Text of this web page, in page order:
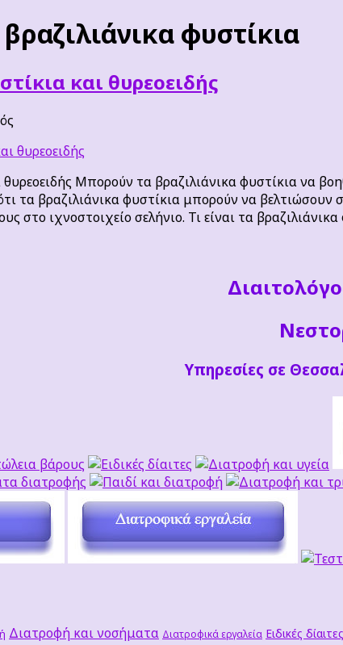
βραζιλιάνικα φυστίκια
και θυρεοειδής
φυστίκια
θυρεοειδής
θυρεοειδής Μπορούν τα βραζιλιάνικα φυστίκια να
τα βραζιλιάνικα φυστίκια μπορούν να
στο ιχνοστοιχείο σελήνιο. Τι είναι τα
Υπηρεσίες σε
Διατροφή και νοσήματα Διατροφικά εργαλεία Ειδικές δίαιτες